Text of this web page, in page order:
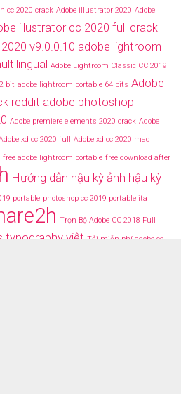
cc 2020 crack Adobe illustrator 2020 Adobe
illustrator cc 2020 full crack
v9.0.0.10 adobe lightroom
Adobe Lightroom Classic CC 2019
bit adobe lightroom portable 64 bits Adobe
reddit adobe photoshop
Adobe premiere elements 2020 crack Adobe
xd cc 2020 full
Adobe xd cc 2020 mac
free adobe lightroom portable free download after
Hướng dẫn hậu kỳ ảnh hậu kỳ
portable photoshop cc 2019 portable ita
Trọn Bộ Adobe CC 2018 Full
typography việt Tải miễn phí adobe cc